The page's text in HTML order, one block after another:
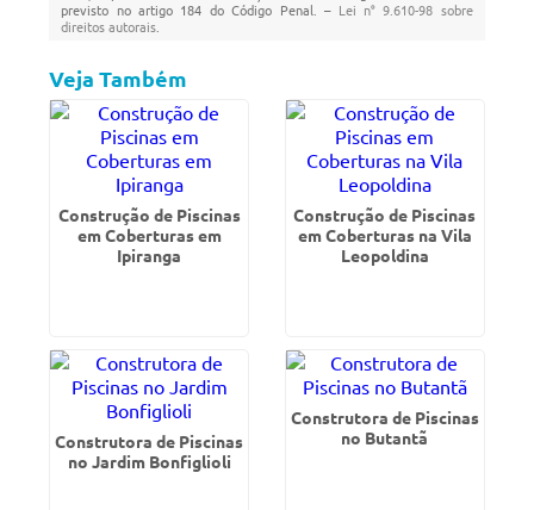
previsto no artigo 184 do Código Penal. – Lei n° 9.610-98 sobre
direitos autorais
Veja Também
Construção de Piscinas
em Coberturas em
Ipiranga
Construção de Piscinas
em Coberturas na Vila
Leopoldina
Construtora de Piscinas
no Jardim Bonfiglioli
Construtora de Piscinas
no Butantã